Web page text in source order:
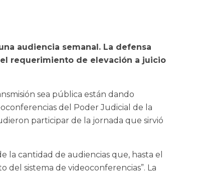
audiencia semanal. La defensa
requerimiento de elevación a juicio
sea pública están dando
del Poder Judicial de la
participar de la jornada que sirvió
cantidad de audiencias que, hasta el
sistema de videoconferencias”. La